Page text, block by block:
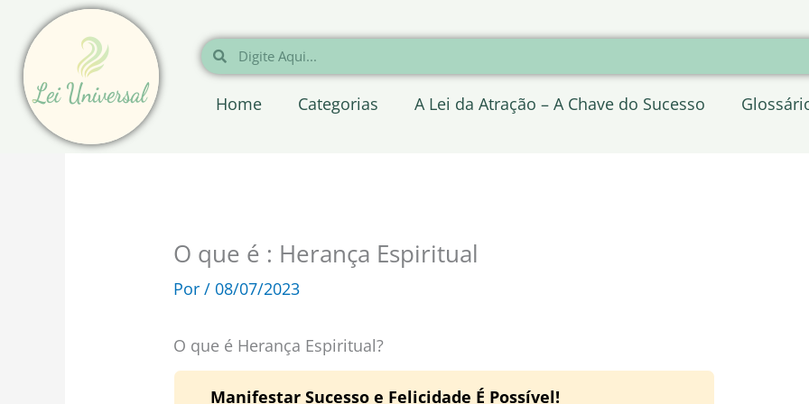
para
conteúdo
Pesquisar
Pesquisar
Home Categorias A Lei da Atração – A Chave do Sucesso
O que é : Herança Espiritual
Por/ 08/07/2023
O que é Herança Espiritual?
Manifestar Sucesso e Felicidade É Possível!